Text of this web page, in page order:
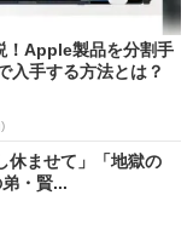
！Apple製品を分割手
入手する方法とは？
休ませて」「地獄の
・賢...